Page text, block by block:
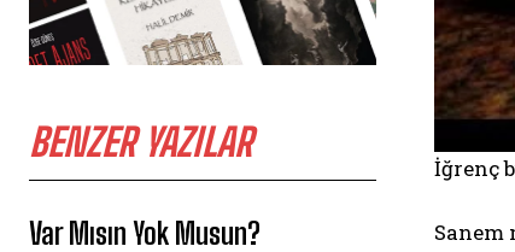
BENZER YAZILAR
Var Mısın Yok Musun?
İğrenç
Sanem